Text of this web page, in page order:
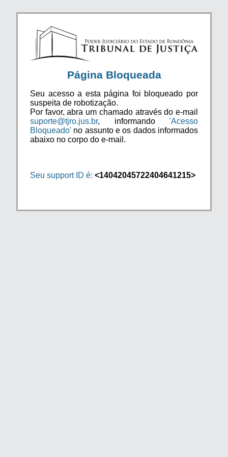
Página Bloqueada
Seu acesso a esta página foi bloqueado por
suspeita de robotização.
Por favor, abra um chamado através do e-mail
suporte@tjro.jus.br, informando 'Acesso
Bloqueado' no assunto e os dados informados
abaixo no corpo do e-mail.
Seu support ID é: <14042045722404641215>